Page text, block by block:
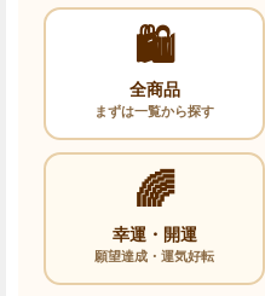
🛍️
全商品
まずは一覧から探す
🌈
幸運・開運
願望達成・運気好転